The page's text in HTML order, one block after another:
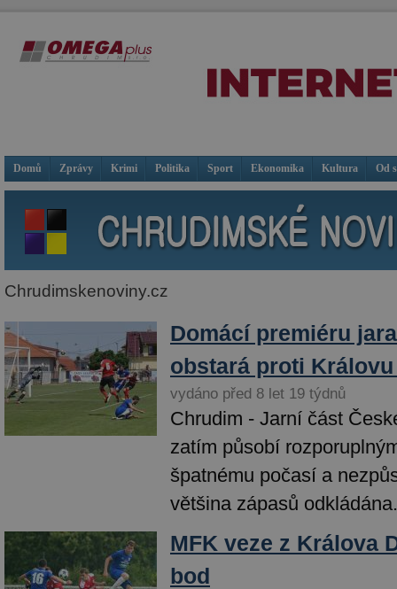
Domů Zprávy Krimi Politika Sport Ekonomika Kultura Od
Chrudimskenoviny.cz
Domácí premiéru
obstará proti
vydáno před 8 let 19 týdnů
Chrudim - Jarní část
zatím působí
špatnému počasí a
většina zápasů
MFK veze z Králova
bod